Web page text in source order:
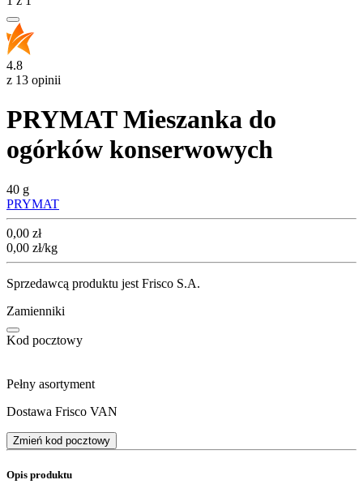
4.8
z 13 opinii
PRYMAT Mieszanka do
ogórków konserwowych
40 g
PRYMAT
Cena
0,00 zł
0,00 zł/kg
Sprzedawcą produktu jest Frisco S.A.
Zamienniki
Kod pocztowy
Pełny asortyment
Dostawa Frisco VAN
Zmień kod pocztowy
Opis produktu